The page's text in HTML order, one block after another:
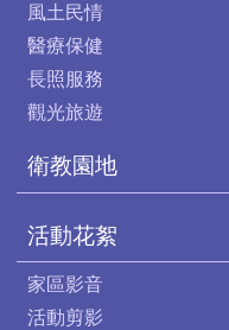
風土民情
醫療保健
長照服務
觀光旅遊
衛教園地
活動花絮
家區影音
活動剪影